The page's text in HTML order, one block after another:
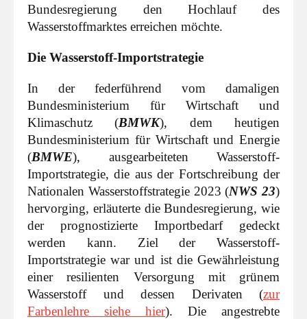
Bundesregierung den Hochlauf des
Wasserstoffmarktes erreichen möchte.
Die Wasserstoff-Importstrategie
In der federführend vom damaligen
Bundesministerium für Wirtschaft und
Klimaschutz (BMWK), dem heutigen
Bundesministerium für Wirtschaft und Energie
(BMWE), ausgearbeiteten Wasserstoff-
Importstrategie, die aus der Fortschreibung der
Nationalen Wasserstoffstrategie 2023 (NWS 23)
hervorging, erläuterte die Bundesregierung, wie
der prognostizierte Importbedarf gedeckt
werden kann. Ziel der Wasserstoff-
Importstrategie war und ist die Gewährleistung
einer resilienten Versorgung mit grünem
Wasserstoff und dessen Derivaten (zur
Farbenlehre siehe hier). Die angestrebte